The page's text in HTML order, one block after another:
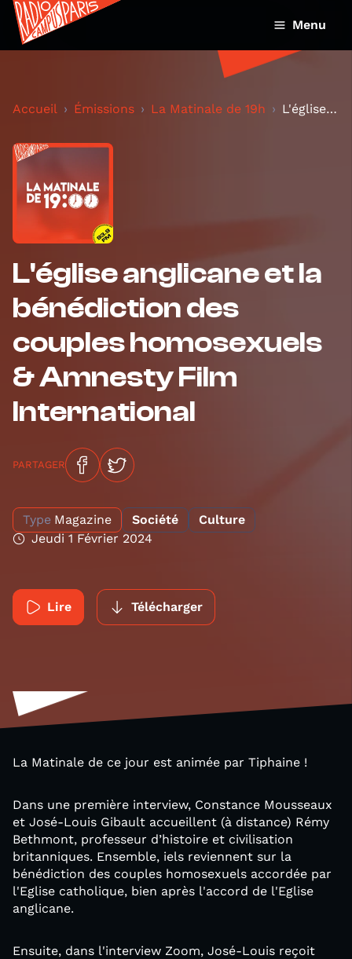
Menu
Accueil Émissions La Matinale de 19h L'église anglicane et la bénédiction des couples h...
L'église anglicane et la
bénédiction des
couples homosexuels
& Amnesty Film
International
PARTAGER
Type Magazine Société
Culture
Jeudi 1 Février 2024
Lire Télécharger
La Matinale de ce jour est animée par Tiphaine !
Dans une première interview, Constance Mousseaux
et José-Louis Gibault accueillent (à distance) Rémy
Bethmont, professeur d’histoire et civilisation
britanniques. Ensemble, iels reviennent sur la
bénédiction des couples homosexuels accordée par
l'Eglise catholique, bien après l'accord de l'Eglise
anglicane.
Ensuite, dans l'interview Zoom, José-Louis reçoit